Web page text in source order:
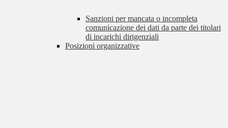
Sanzioni per mancata o incompleta
comunicazione dei dati da parte dei titolari
di incarichi dirigenziali
Posizioni organizzative